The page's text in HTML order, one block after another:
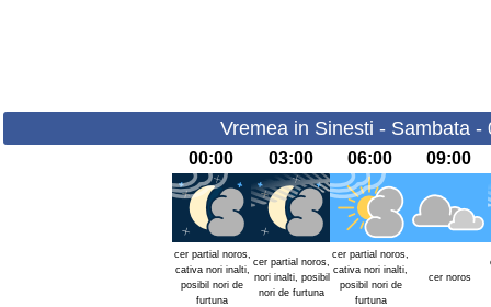
Vremea in Sinesti - Sambata -
00:00 03:00 06:00 09:00
cer partial noros,
cativa nori inalti,
posibil nori de
furtuna
cer partial noros,
nori inalti, posibil
nori de furtuna
cer partial noros,
cativa nori inalti,
posibil nori de
furtuna
cer noros